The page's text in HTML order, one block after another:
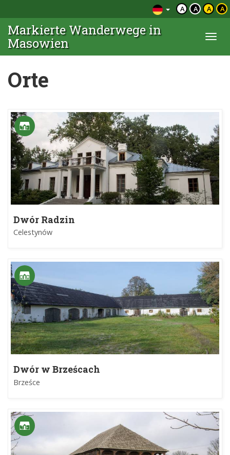
A A A A
Markierte Wanderwege in
Masowien
Orte
Dwór Radzin
Celestynów
Dwór w Brześcach
Brześce